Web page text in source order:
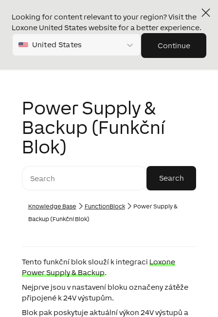
Looking for content relevant to your region? Visit the
Loxone United States website for a better experience.
United States Continue
Power Supply &
Backup (Funkční
Blok)
Knowledge Base FunctionBlock
Power Supply &
Backup (Funkční Blok)
Tento funkční blok slouží k integraci Loxone
Power Supply & Backup.
Nejprve jsou v nastavení bloku označeny zátěže
připojené k 24V výstupům.
Blok pak poskytuje aktuální výkon 24V výstupů a